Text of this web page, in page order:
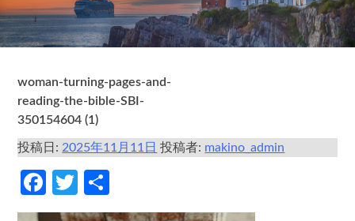
プ
woman-turning-pages-and-
reading-the-bible-SBI-
350154604 (1)
投稿日: 2025年11月11日 投稿者: makino_admin
Facebook
Twitter
有